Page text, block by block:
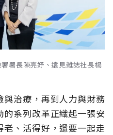
署長陳亮妤、遠見雜誌社長楊
治療，再到人力與財務
系列改革正織起一張安
、活得好，還要一起走